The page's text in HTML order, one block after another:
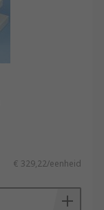
€ 329,22/eenheid